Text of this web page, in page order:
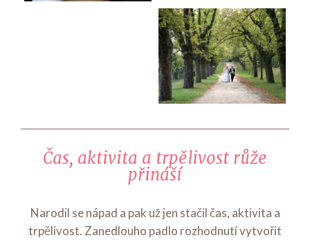
Čas, aktivita a trpělivost růže
přináší
Narodil se nápad a pak už jen stačil čas, aktivita a
trpělivost. Zanedlouho padlo rozhodnutí vytvořit